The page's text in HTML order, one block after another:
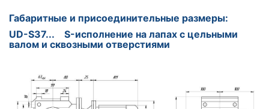
Габаритные и присоединительные размеры:
UD-S37... S-исполнение на лапах с цельными
валом и сквозными отверстиями